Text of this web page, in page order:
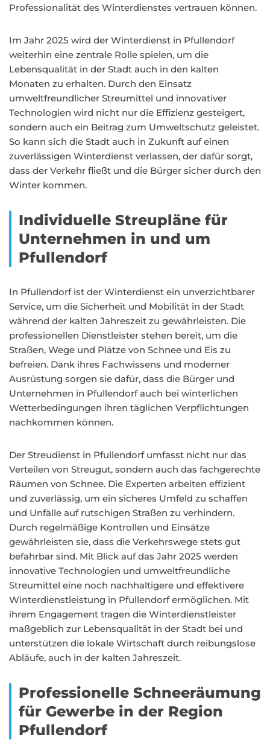
Professionalität des Winterdienstes vertrauen können.
Im Jahr 2025 wird der Winterdienst in Pfullendorf
weiterhin eine zentrale Rolle spielen, um die
Lebensqualität in der Stadt auch in den kalten
Monaten zu erhalten. Durch den Einsatz
umweltfreundlicher Streumittel und innovativer
Technologien wird nicht nur die Effizienz gesteigert,
sondern auch ein Beitrag zum Umweltschutz geleistet.
So kann sich die Stadt auch in Zukunft auf einen
zuverlässigen Winterdienst verlassen, der dafür sorgt,
dass der Verkehr fließt und die Bürger sicher durch den
Winter kommen.
Individuelle Streupläne für
Unternehmen in und um
Pfullendorf
In Pfullendorf ist der Winterdienst ein unverzichtbarer
Service, um die Sicherheit und Mobilität in der Stadt
während der kalten Jahreszeit zu gewährleisten. Die
professionellen Dienstleister stehen bereit, um die
Straßen, Wege und Plätze von Schnee und Eis zu
befreien. Dank ihres Fachwissens und moderner
Ausrüstung sorgen sie dafür, dass die Bürger und
Unternehmen in Pfullendorf auch bei winterlichen
Wetterbedingungen ihren täglichen Verpflichtungen
nachkommen können.
Der Streudienst in Pfullendorf umfasst nicht nur das
Verteilen von Streugut, sondern auch das fachgerechte
Räumen von Schnee. Die Experten arbeiten effizient
und zuverlässig, um ein sicheres Umfeld zu schaffen
und Unfälle auf rutschigen Straßen zu verhindern.
Durch regelmäßige Kontrollen und Einsätze
gewährleisten sie, dass die Verkehrswege stets gut
befahrbar sind. Mit Blick auf das Jahr 2025 werden
innovative Technologien und umweltfreundliche
Streumittel eine noch nachhaltigere und effektivere
Winterdienstleistung in Pfullendorf ermöglichen. Mit
ihrem Engagement tragen die Winterdienstleister
maßgeblich zur Lebensqualität in der Stadt bei und
unterstützen die lokale Wirtschaft durch reibungslose
Abläufe, auch in der kalten Jahreszeit.
Professionelle Schneeräumung
für Gewerbe in der Region
Pfullendorf